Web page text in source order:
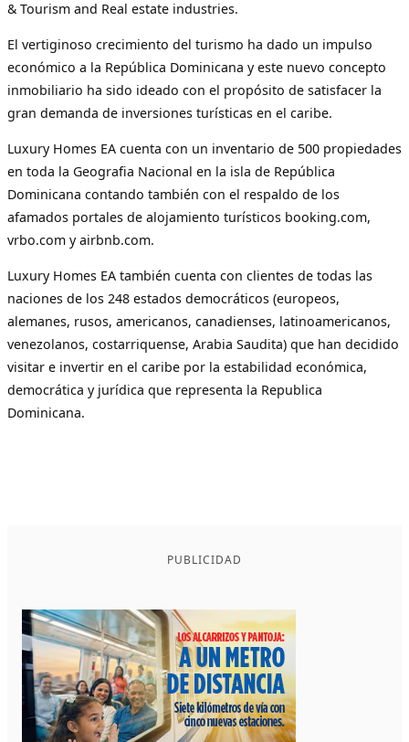
& Tourism and Real estate industries.
El vertiginoso crecimiento del turismo ha dado un impulso
económico a la República Dominicana y este nuevo concepto
inmobiliario ha sido ideado con el propósito de satisfacer la
gran demanda de inversiones turísticas en el caribe.
Luxury Homes EA cuenta con un inventario de 500 propiedades
en toda la Geografia Nacional en la isla de República
Dominicana contando también con el respaldo de los
afamados portales de alojamiento turísticos booking.com,
vrbo.com y airbnb.com.
Luxury Homes EA también cuenta con clientes de todas las
naciones de los 248 estados democráticos (europeos,
alemanes, rusos, americanos, canadienses, latinoamericanos,
venezolanos, costarriquense, Arabia Saudita) que han decidido
visitar e invertir en el caribe por la estabilidad económica,
democrática y jurídica que representa la Republica
Dominicana.
PUBLICIDAD